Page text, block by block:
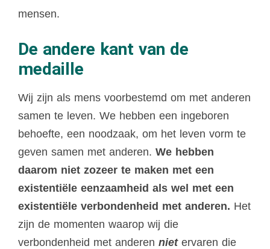
mensen.
De andere kant van de
medaille
Wij zijn als mens voorbestemd om met anderen
samen te leven. We hebben een ingeboren
behoefte, een noodzaak, om het leven vorm te
geven samen met anderen. We hebben
daarom niet zozeer te maken met een
existentiële eenzaamheid als wel met een
existentiële verbondenheid met anderen. Het
zijn de momenten waarop wij die
verbondenheid met anderen nietervaren die